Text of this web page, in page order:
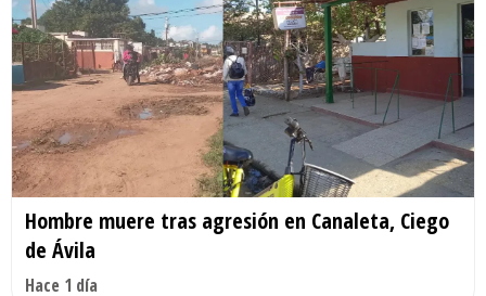
Hombre muere tras agresión en Canaleta, Ciego
de Ávila
Hace 1 día